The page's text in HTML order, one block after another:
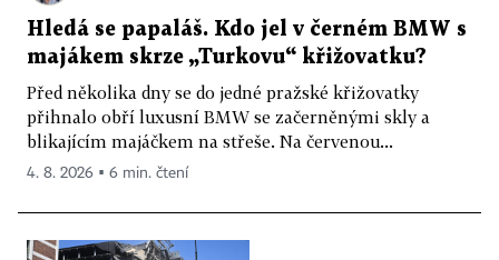
Hledá se papaláš. Kdo jel v černém BMW s
majákem skrze „Turkovu“ křižovatku?
Před několika dny se do jedné pražské křižovatky
přihnalo obří luxusní BMW se začerněnými skly a
blikajícím majáčkem na střeše. Na červenou...
4. 8. 2026 ▪ 6 min. čtení